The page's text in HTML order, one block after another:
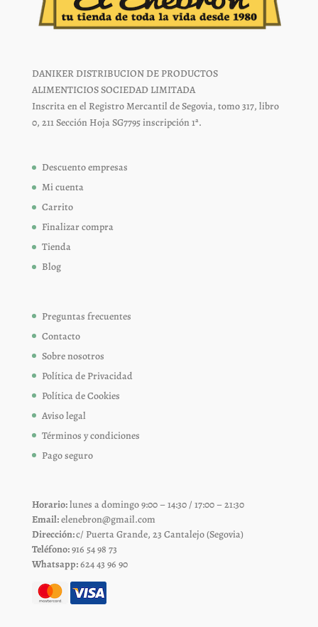
DANIKER DISTRIBUCION DE PRODUCTOS
ALIMENTICIOS SOCIEDAD LIMITADA
Inscrita en el Registro Mercantil de Segovia, tomo 317, libro
0, 211 Sección Hoja SG7795 inscripción 1ª.
Descuento empresas
Mi cuenta
Carrito
Finalizar compra
Tienda
Blog
Preguntas frecuentes
Contacto
Sobre nosotros
Política de Privacidad
Política de Cookies
Aviso legal
Términos y condiciones
Pago seguro
Horario:lunes a domingo 9:00 – 14:30 / 17:00 – 21:30
Email:elenebron@gmail.com
Dirección:c/ Puerta Grande, 23 Cantalejo (Segovia)
Teléfono:916 54 98 73
Whatsapp:624 43 96 90